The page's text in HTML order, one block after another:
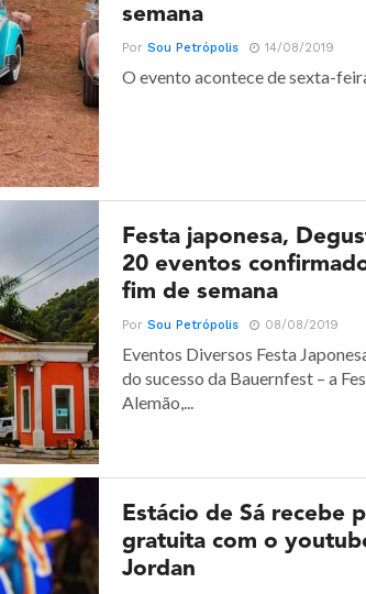
semana
PorSou Petrópolis 14/08/2019
O evento acontece de sexta-
Festa japonesa,
20 eventos
fim de semana
PorSou Petrópolis 08/08/2019
Eventos Diversos Festa
do sucesso da Bauernfest – a
Alemão,...
Estácio de Sá recebe
gratuita com o
Jordan